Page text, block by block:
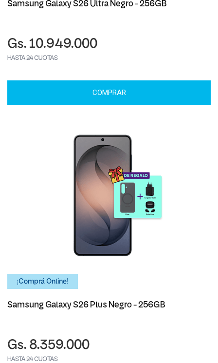
Samsung Galaxy S26 Ultra Negro - 256GB
Gs. 10.949.000
HASTA 24 CUOTAS
COMPRAR
¡Comprá Online!
Samsung Galaxy S26 Plus Negro - 256GB
Gs. 8.359.000
HASTA 24 CUOTAS